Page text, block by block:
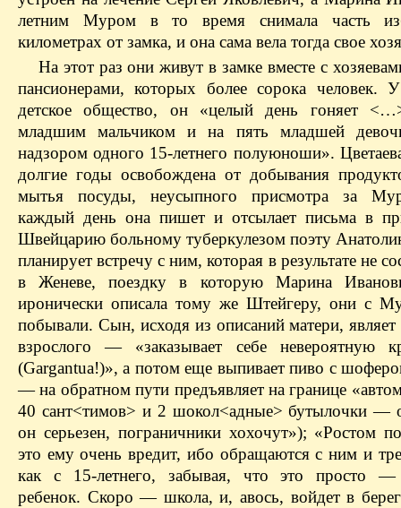
летним Муром в то время снимала часть
километрах от замка, и она сама вела тогда свое
На этот раз они живут в замке вместе с
пансионерами, которых более сорока человек.
детское общество, он «целый день гоняет
младшим мальчиком и нa пять младшей
надзором одного 15-летнего полуюноши».
долгие годы освобождена от добывания
мытья посуды, неусыпного присмотра за
каждый день она пишет и отсылает письма в
Швейцарию больному туберкулезом поэту
планирует встречу с ним, которая в результате не
в Женеве, поездку в которую Марина
иронически описала тому же Штейгеру, они с
побывали. Сын, исходя из описаний матери, являет
взрослого — «заказывает себе невероятную
(Gargantua!)», а потом еще выпивает пиво с
— на обратном пути предъявляет на границе
40 сант<тимов> и 2 шокол<адные> бутылочки —
он серьезен, пограничники хохочут»); «Ростом
это ему очень вредит, ибо обращаются с ним и
как с 15-летнего, забывая, что это просто —
ребенок. Скоро — школа, и, авось, войдет в